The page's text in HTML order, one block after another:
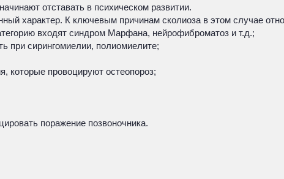
отставать в психическом развитии.
характер. К ключевым причинам сколиоза в этом случае
входят синдром Марфана, нейрофиброматоз и т.д.;
при сирингомиелии, полиомиелите;
которые провоцируют остеопороз;
поражение позвоночника.